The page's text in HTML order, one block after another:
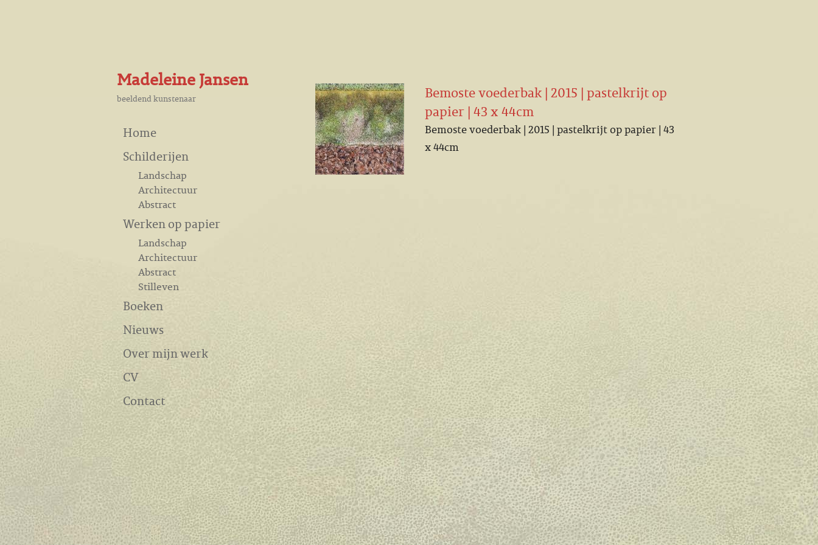
Bemoste voederbak | 2015 | pastelkrijt op
papier | 43 x 44cm
Bemoste voederbak | 2015 | pastelkrijt op papier | 43
x 44cm
Madeleine Jansen
beeldend kunstenaar
Home
Schilderijen
Landschap
Architectuur
Abstract
Werken op papier
Landschap
Architectuur
Abstract
Stilleven
Boeken
Nieuws
Over mijn werk
CV
Contact